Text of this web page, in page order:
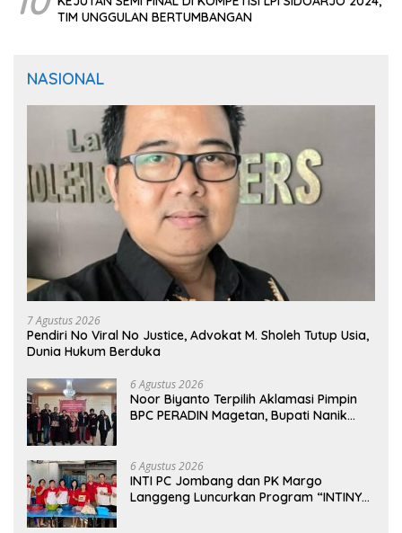
TIM UNGGULAN BERTUMBANGAN
NASIONAL
7 Agustus 2026
Pendiri No Viral No Justice, Advokat M. Sholeh Tutup Usia,
Dunia Hukum Berduka
6 Agustus 2026
Noor Biyanto Terpilih Aklamasi Pimpin
BPC PERADIN Magetan, Bupati Nanik
6 Agustus 2026
INTI PC Jombang dan PK Margo
Langgeng Luncurkan Program “INTINYA